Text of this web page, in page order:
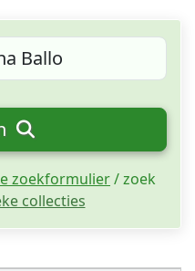
zoekformulier/ zoek
collecties